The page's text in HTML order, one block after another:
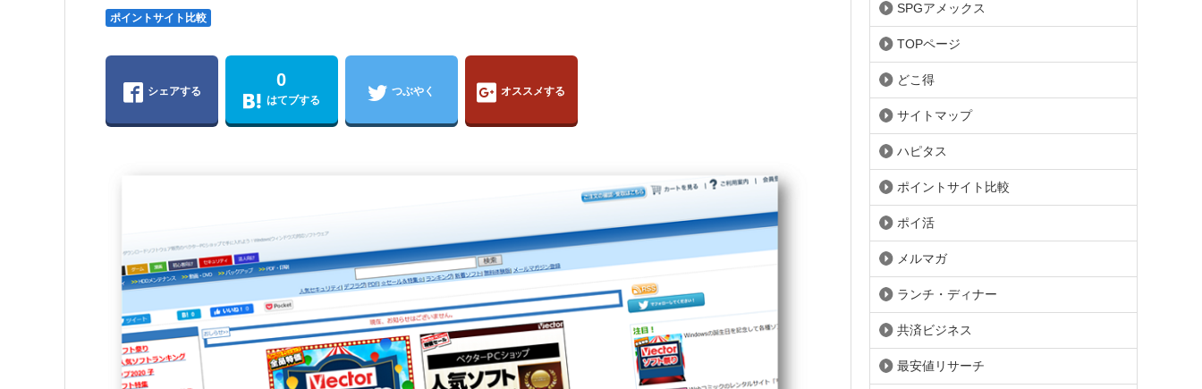
ポイントサイト比較
シェアする
0
はてブする
つぶやく オススメする
SPGアメックス
TOPページ
どこ得
サイトマップ
ハピタス
ポイントサイト比較
ポイ活
メルマガ
ランチ・ディナー
共済ビジネス
最安値リサーチ